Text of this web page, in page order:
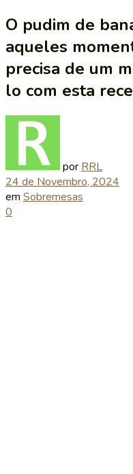
O pudim de
aqueles
precisa de um
lo com esta
por RRL
24 de Novembro, 2024
em Sobremesas
0